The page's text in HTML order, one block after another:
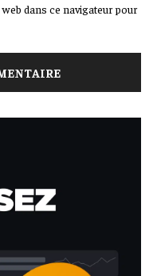
dans ce navigateur pour